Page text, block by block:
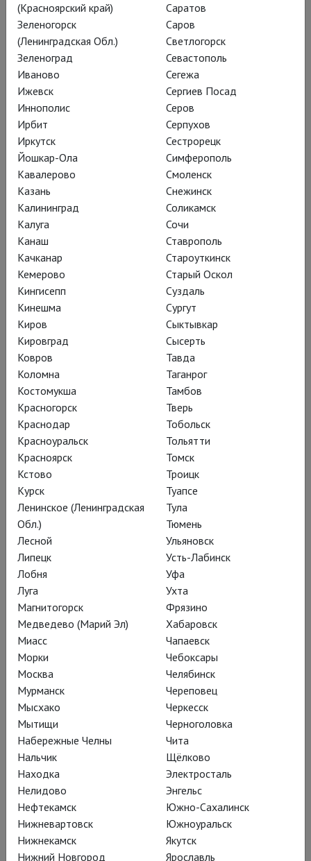
Публичное
обсуждение
программы
Context.Film в
Третьяковской галерее
Public Talk on the Context.Film program at the Tretyakov Gallery
Поделиться:
Подписаться на рассылку
СОЗДАТЕЛИ
Над фильмом работали
Участники паблик-тока
Андрей Сильвестров Лейла Гучмазова
Скрипкина
Модератор встречи
Дина Верютина
О фильме
3 декабря в рамках программы Context.Film
кинорежиссёры, хореографы и данс-критики провели
паблик-ток, на котором поговорили о презентации танца в
кино, о том, как эти два вида искусства могут
взаимодействовать друг с другом, дополнять или вступать
в дискуссию, создавая новую форму как танцевального, так
и художественного киноязыка – Кинотанец.
Совместно с партнёром публичной программы фестиваля
(Красноярский край)
Зеленогорск
(Ленинградская Обл.)
Зеленоград
Иваново
Ижевск
Иннополис
Ирбит
Иркутск
Йошкар-Ола
Кавалерово
Казань
Калининград
Калуга
Канаш
Качканар
Кемерово
Кингисепп
Кинешма
Киров
Кировград
Ковров
Коломна
Костомукша
Красногорск
Краснодар
Красноуральск
Красноярск
Кстово
Курск
Ленинское (Ленинградская
Обл.)
Лесной
Липецк
Лобня
Луга
Магнитогорск
Медведево (Марий Эл)
Миасс
Морки
Москва
Мурманск
Мысхако
Мытищи
Набережные Челны
Нальчик
Находка
Нелидово
Нефтекамск
Нижневартовск
Нижнекамск
Нижний Новгород
Саратов
Саров
Светлогорск
Севастополь
Сегежа
Сергиев Посад
Серов
Серпухов
Сестрорецк
Симферополь
Смоленск
Снежинск
Соликамск
Сочи
Ставрополь
Староуткинск
Старый Оскол
Суздаль
Сургут
Сыктывкар
Сысерть
Тавда
Таганрог
Тамбов
Тверь
Тобольск
Тольятти
Томск
Троицк
Туапсе
Тула
Тюмень
Ульяновск
Усть-Лабинск
Уфа
Ухта
Фрязино
Хабаровск
Чапаевск
Чебоксары
Челябинск
Череповец
Черкесск
Черноголовка
Чита
Щёлково
Электросталь
Энгельс
Южно-Сахалинск
Южноуральск
Якутск
Ярославль